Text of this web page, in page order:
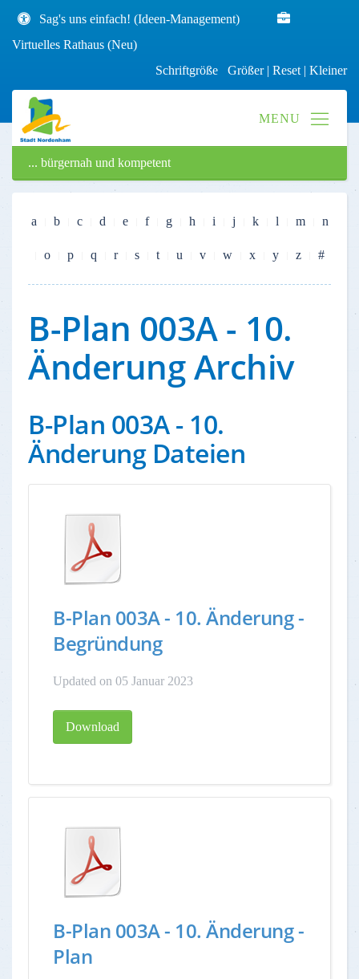
Sag's uns einfach! (Ideen-Management)
Virtuelles Rathaus (Neu)
Schriftgröße Größer| Reset | Kleiner
... bürgernah und kompetent
a b c d e f g h i j k l m n
o p q r s t u v w x y z #
B-Plan 003A - 10.
Änderung Archiv
B-Plan 003A - 10.
Änderung Dateien
B-Plan 003A - 10. Änderung -
Begründung
Updated on 05 Januar 2023
Download
B-Plan 003A - 10. Änderung -
Plan